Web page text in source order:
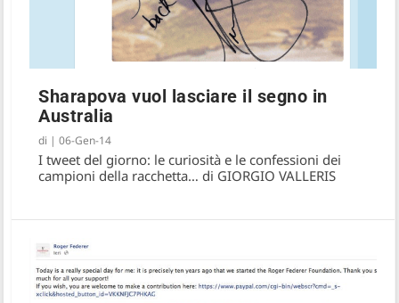
Sharapova vuol lasciare il segno in
Australia
di |06-Gen-14
I tweet del giorno: le curiosità e le confessioni dei
campioni della racchetta… di GIORGIO VALLERIS